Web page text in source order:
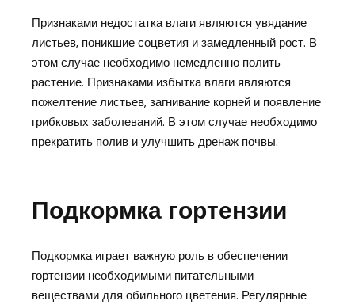
Признаками недостатка влаги являются увядание
листьев, поникшие соцветия и замедленный рост. В
этом случае необходимо немедленно полить
растение. Признаками избытка влаги являются
пожелтение листьев, загнивание корней и появление
грибковых заболеваний. В этом случае необходимо
прекратить полив и улучшить дренаж почвы.
Подкормка гортензии
Подкормка играет важную роль в обеспечении
гортензии необходимыми питательными
веществами для обильного цветения. Регулярные